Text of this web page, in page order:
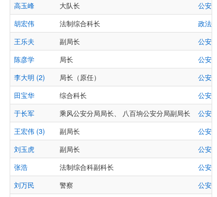
高玉峰
大队长 公安
胡宏伟
法制综合科长
政法
王乐夫
副局长
公安
陈彦学
局长
公安
李大明 (2)
局长（原任）
公安
田宝华
综合科长
公安
于长军
乘风公安分局局长、 八百垧公安分局副局长
公安
王宏伟 (3)
副局长
公安
刘玉虎
副局长
公安
张浩
法制综合科副科长
公安
刘万民
警察
公安